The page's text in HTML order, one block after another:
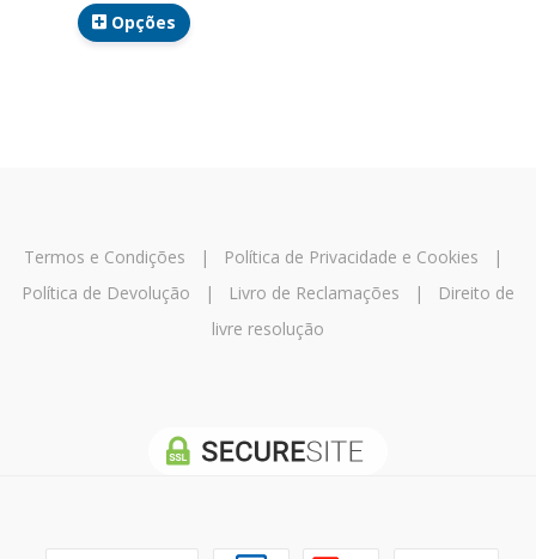
Opções
Termos e Condições | Política de Privacidade e Cookies |
Política de Devolução | Livro de Reclamações |
Direito de
livre resolução